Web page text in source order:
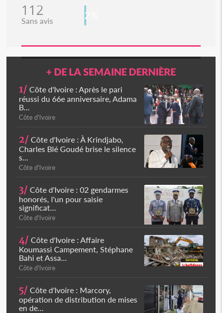
112
Sans avis 2%
+ DE LA SEMAINE DERNIÈRE
1/ Côte d'Ivoire : Après le pari
réussi du 66e anniversaire, Adama
B...
Côte d'Ivoire
2/ Côte d'Ivoire : À Krindjabo,
Charles Blé Goudé brise le silence
s...
Côte d'Ivoire
3/ Côte d'Ivoire : 02 gendarmes
honorés, l'un pour saisie
significat...
Côte d'Ivoire
4/ Côte d'Ivoire : Affaire
Koumassi Campement, Stéphane
Bahi et Assa...
Côte d'Ivoire
5/ Côte d'Ivoire : Marcory,
opération de distribution de mises
en de...